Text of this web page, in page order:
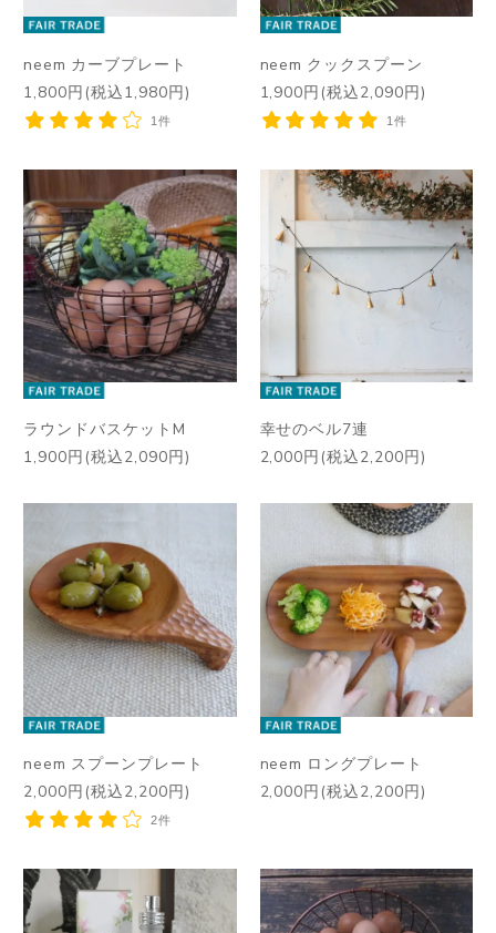
neem カーブプレート
1,800円(税込1,980円)
1件
neem クックスプーン
1,900円(税込2,090円)
1件
ラウンドバスケットM
1,900円(税込2,090円)
幸せのベル7連
2,000円(税込2,200円)
neem スプーンプレート
2,000円(税込2,200円)
2件
neem ロングプレート
2,000円(税込2,200円)